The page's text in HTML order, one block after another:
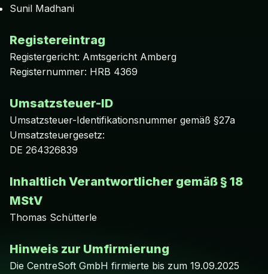
Sunil Madhani
Registereintrag
Registergericht: Amtsgericht Amberg
Registernummer: HRB 4369
Umsatzsteuer-ID
Umsatzsteuer-Identifikationsnummer gemäß §27a
Umsatzsteuergesetz:
DE 264326839
Inhaltlich Verantwortlicher gemäß § 18
MStV
Thomas Schütterle
Hinweis zur Umfirmierung
Die CentreSoft GmbH firmierte bis zum 19.09.2025